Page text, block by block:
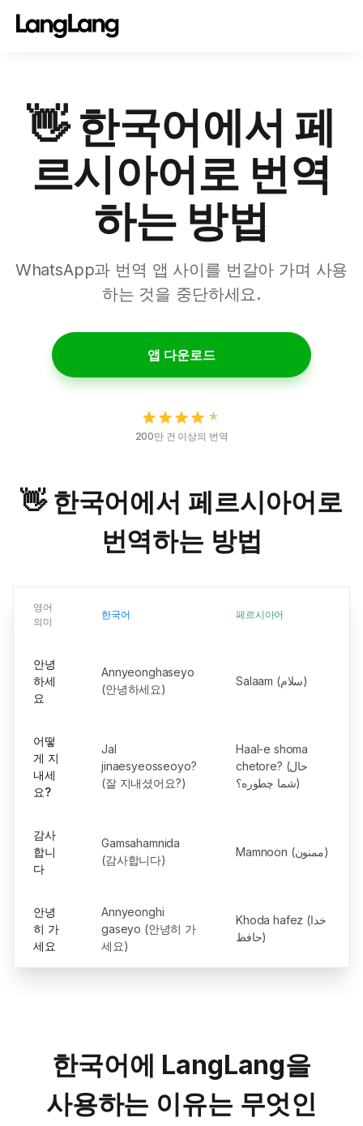
👋 한국어에서 페
르시아어로 번역
하는 방법
WhatsApp과 번역 앱 사이를 번갈아 가며 사용
하는 것을 중단하세요.
앱 다운로드
200만 건 이상의 번역
👋 한국어에서 페르시아어로
번역하는 방법
영어
의미
한국어 페르시아어
안녕
하세
요
Annyeonghaseyo
(안녕하세요)
Salaam (سلام)
어떻
게 지
내세
요?
Jal
jinaesyeosseoyo?
(잘 지내셨어요?)
Haal-e shoma
chetore? (حال
شما چطوره؟)
감사
합니
다
Gamsahamnida
(감사합니다)
Mamnoon (ممنون)
안녕
히 가
세요
Annyeonghi
gaseyo (안녕히 가
세요)
Khoda hafez (خدا
حافظ)
한국어에 LangLang을
사용하는 이유는 무엇인